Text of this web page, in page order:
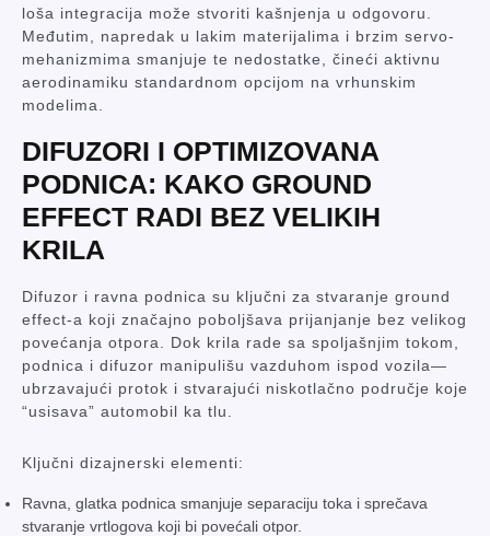
loša integracija može stvoriti kašnjenja u odgovoru.
Međutim, napredak u lakim materijalima i brzim servo-
mehanizmima smanjuje te nedostatke, čineći aktivnu
aerodinamiku standardnom opcijom na vrhunskim
modelima.
DIFUZORI I OPTIMIZOVANA
PODNICA: KAKO GROUND
EFFECT RADI BEZ VELIKIH
KRILA
Difuzor i ravna podnica su ključni za stvaranje ground
effect-a koji značajno poboljšava prijanjanje bez velikog
povećanja otpora. Dok krila rade sa spoljašnjim tokom,
podnica i difuzor manipulišu vazduhom ispod vozila—
ubrzavajući protok i stvarajući niskotlačno područje koje
“usisava” automobil ka tlu.
Ključni dizajnerski elementi:
Ravna, glatka podnica smanjuje separaciju toka i sprečava
stvaranje vrtlogova koji bi povećali otpor.